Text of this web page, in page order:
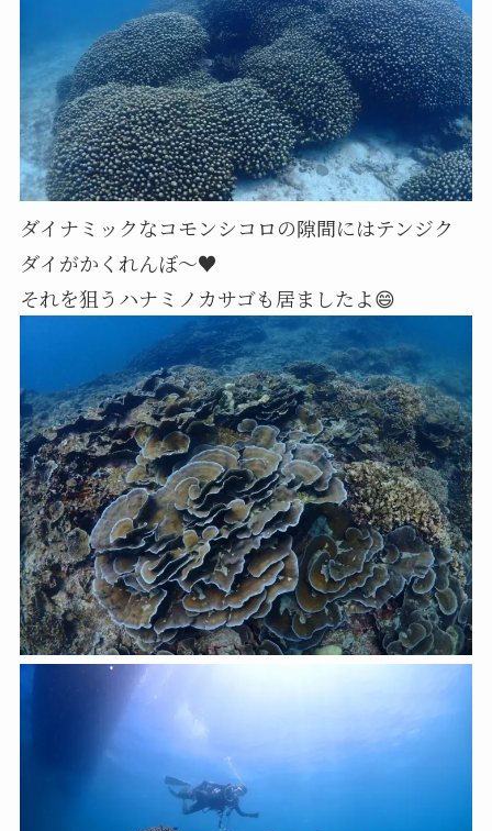
ダイナミックなコモンシコロの隙間にはテンジク
ダイがかくれんぼ～♥
それを狙うハナミノカサゴも居ましたよ😄